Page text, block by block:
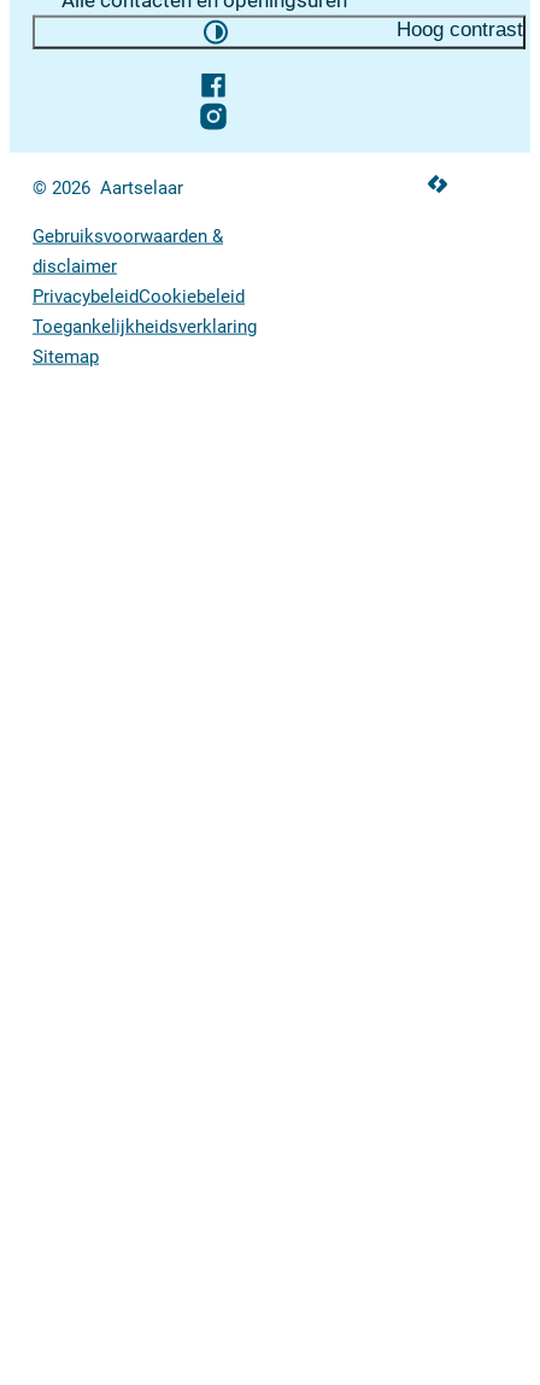
Hoog contrast
© 2026 Aartselaar
Gebruiksvoorwaarden &
disclaimer
PrivacybeleidCookiebeleid
Toegankelijkheidsverklaring
Sitemap